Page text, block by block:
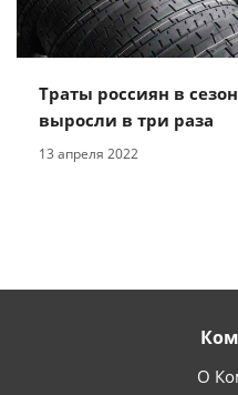
Траты россиян в
выросли в три раза
13 апреля 2022
О